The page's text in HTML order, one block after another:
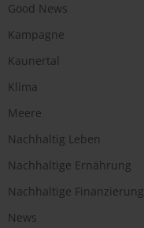
Good News
Kampagne
Kaunertal
Klima
Meere
Nachhaltig Leben
Nachhaltige Ernährung
Nachhaltige Finanzierung
News